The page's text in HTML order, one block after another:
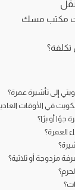
مكتب مسك
تكلفة؟